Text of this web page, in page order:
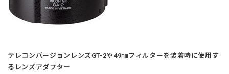
テレコンバージョンレンズGT-2や49㎜フィルターを装着時に使用す
るレンズアダプター